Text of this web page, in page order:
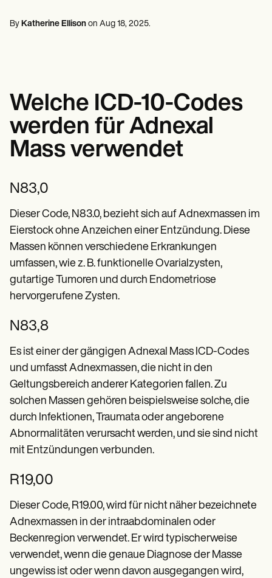
Ernährungsberater und Ernährungsberater
Resources
Leitfäden zu Ressourcen
Vergleich
Anleitungen für Apps
Procedure Codes
SOAP-Notizvorlage
Vorlage für einen Behandlungsplan
Informed Consent Form
Social Work Treatment Plans
DAR Note Template
Patient Visit Summary Template
Help Center
Demos
Webinars
Switch to Carepatron
Become a Partner
Why Carepatron?
Login
Get started
Massage therapists
By Katherine Ellison on Aug 18, 2025.
Welche ICD-10-Codes
werden für Adnexal
Mass verwendet
N83,0
Dieser Code, N83.0, bezieht sich auf Adnexmassen im
Eierstock ohne Anzeichen einer Entzündung. Diese
Massen können verschiedene Erkrankungen
umfassen, wie z. B. funktionelle Ovarialzysten,
gutartige Tumoren und durch Endometriose
hervorgerufene Zysten.
N83,8
Es ist einer der gängigen Adnexal Mass ICD-Codes
und umfasst Adnexmassen, die nicht in den
Geltungsbereich anderer Kategorien fallen. Zu
solchen Massen gehören beispielsweise solche, die
durch Infektionen, Traumata oder angeborene
Abnormalitäten verursacht werden, und sie sind nicht
mit Entzündungen verbunden.
R19,00
Dieser Code, R19.00, wird für nicht näher bezeichnete
Adnexmassen in der intraabdominalen oder
Beckenregion verwendet. Er wird typischerweise
verwendet, wenn die genaue Diagnose der Masse
ungewiss ist oder wenn davon ausgegangen wird,